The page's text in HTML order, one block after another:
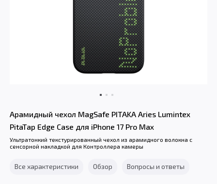
Арамидный чехол MagSafe PITAKA Aries Lumintex
PitaTap Edge Case для iPhone 17 Pro Max
Ультратонкий текстурированный чехол из арамидного волокна с
сенсорной накладкой для Контроллера камеры
Все характеристики Обзор Вопросы и ответы